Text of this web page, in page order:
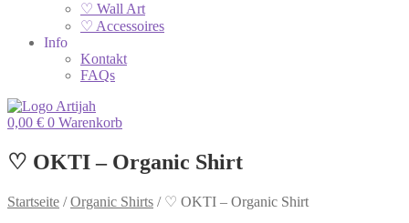
♡ Wall Art
♡ Accessoires
Info
Kontakt
FAQs
0,00 € 0 Warenkorb
♡ OKTI – Organic Shirt
Startseite /Organic Shirts / ♡ OKTI – Organic Shirt